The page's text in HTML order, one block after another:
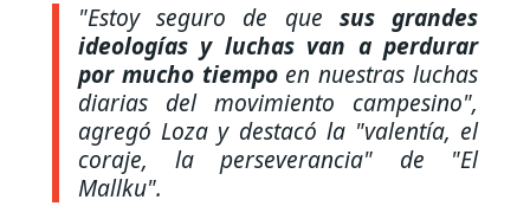
"Estoy seguro de que sus grandes
ideologías y luchas van a perdurar
por mucho tiempoen nuestras luchas
diarias del movimiento campesino",
agregó Loza y destacó la "valentía, el
coraje, la perseverancia" de "El
Mallku".